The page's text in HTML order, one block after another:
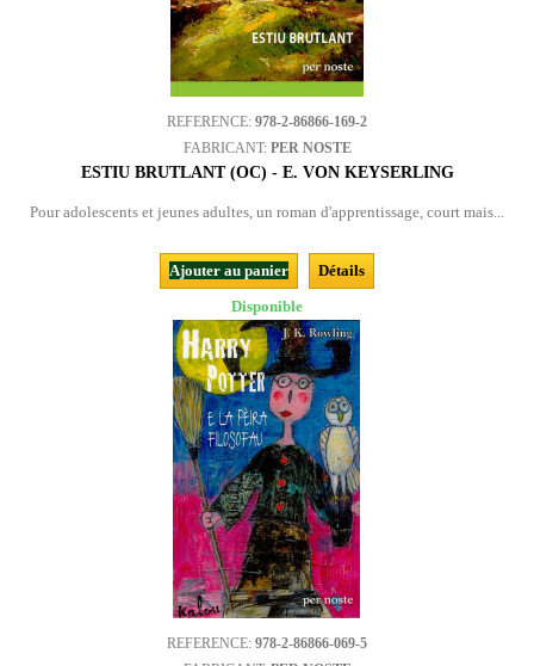
REFERENCE: 978-2-86866-169-2
FABRICANT: PER NOSTE
ESTIU BRUTLANT (OC) - E. VON KEYSERLING
Pour adolescents et jeunes adultes, un roman d'apprentissage, court mais...
Ajouter au panier
Détails
Disponible
REFERENCE: 978-2-86866-069-5